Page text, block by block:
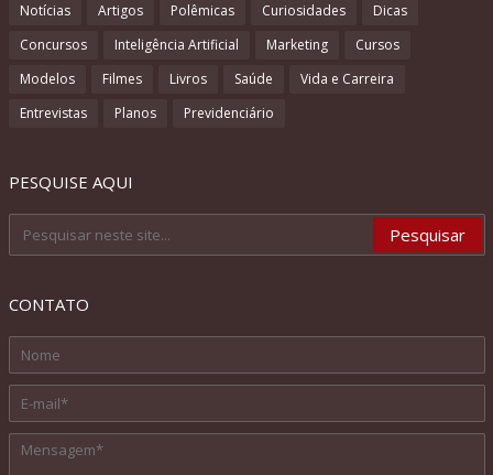
Notícias Artigos Polêmicas Curiosidades
Dicas
Concursos
Inteligência Artificial Marketing
Cursos
Modelos
Filmes Livros Saúde
Vida e Carreira
Entrevistas
Planos Previdenciário
PESQUISE AQUI
CONTATO